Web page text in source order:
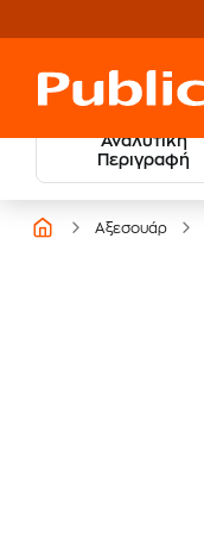
Αναλυτική
Περιγραφή
Αξεσουάρ